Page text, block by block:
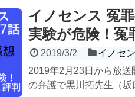
イノセンス 冤
実験が危険！冤
2019/3/2 イノセ
2019年2月23日から放
の弁護で黒川拓先生（